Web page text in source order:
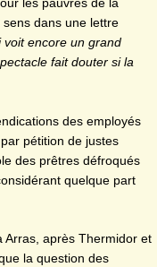
dans une lettre
voit encore un grand
fait douter si la
des employés
pétition de justes
des prêtres défroqués
quelque part
Arras, après Thermidor et
la question des